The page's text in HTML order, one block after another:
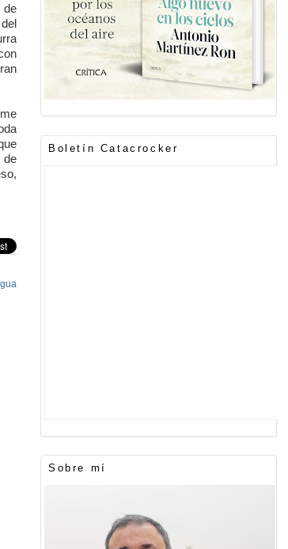
de
de
Boletín Catacrocker
Sobre mí